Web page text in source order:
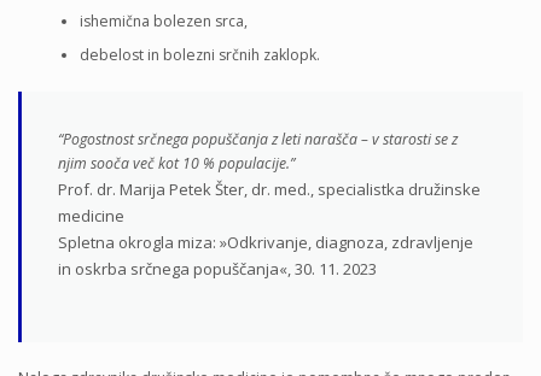
ishemična bolezen srca,
debelost in bolezni srčnih zaklopk.
“Pogostnost srčnega popuščanja z leti narašča – v starosti se z
njim sooča več kot 10 % populacije.”
Prof. dr. Marija Petek Šter, dr. med., specialistka družinske
medicine
Spletna okrogla miza: »Odkrivanje, diagnoza, zdravljenje
in oskrba srčnega popuščanja«, 30. 11. 2023